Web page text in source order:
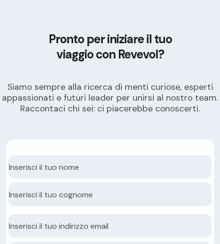
Pronto per iniziare il tuo
viaggio con Revevol?
Siamo sempre alla ricerca di menti curiose, esperti
appassionati e futuri leader per unirsi al nostro team.
Raccontaci chi sei: ci piacerebbe conoscerti.